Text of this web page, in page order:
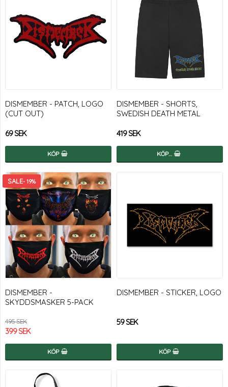
DISMEMBER - PATCH, LOGO
(CUT OUT)
69 SEK
KÖP
DISMEMBER - SHORTS,
SWEDISH DEATH METAL
419 SEK
KÖP…
- 19%
DISMEMBER -
SKYDDSMASKER 5-PACK
495 SEK
399 SEK
KÖP
DISMEMBER - STICKER, LOGO
59 SEK
KÖP